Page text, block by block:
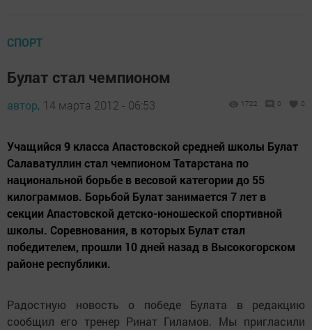
СПОРТ
Булат стал чемпионом
автор, 14 марта 2012 - 06:53 1722 0 0
Учащийся 9 класса Апастовской средней школы Булат
Салаватуллин стал чемпионом Татарстана по
национальной борьбе в весовой категории до 55
килограммов. Борьбой Булат занимается 7 лет в
секции Апастовской детско-юношеской спортивной
школы. Соревнования, в которых Булат стал
победителем, прошли 10 дней назад в Высокогорском
районе республики.
Радостную новость о победе Булата в редакцию
сообщил его тренер Ринат Гиламов. Мы пригласили